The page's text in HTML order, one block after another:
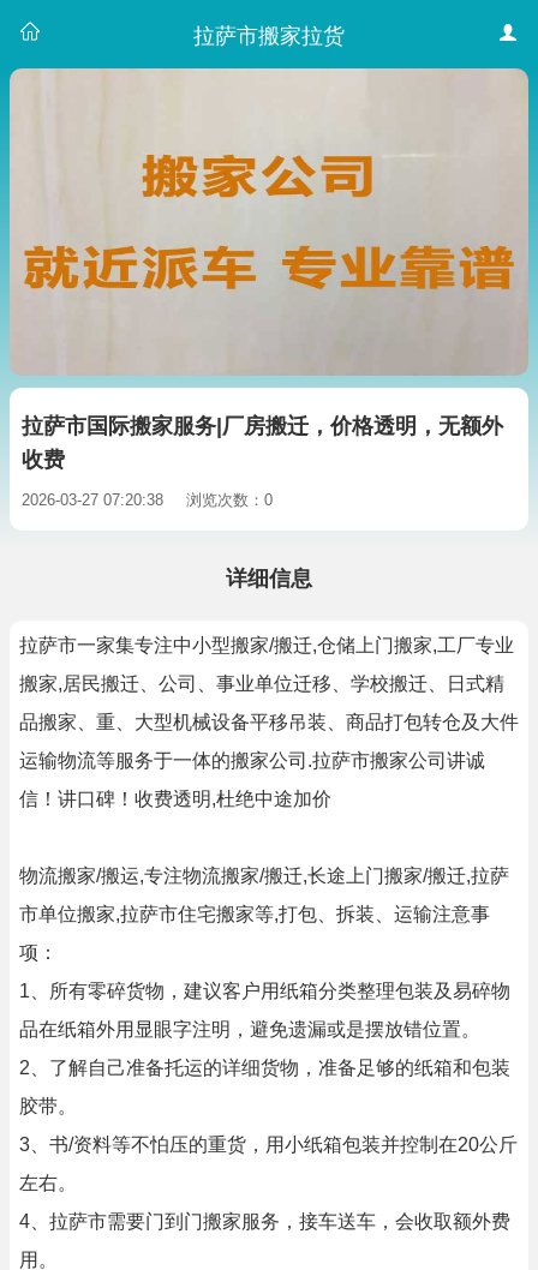
拉萨市搬家拉货
拉萨市国际搬家服务|厂房搬迁，价格透明，无额外
收费
2026-03-27 07:20:38 浏览次数：0
详细信息
拉萨市一家集专注中小型搬家/搬迁,仓储上门搬家,工厂专业
搬家,居民搬迁、公司、事业单位迁移、学校搬迁、日式精
品搬家、重、大型机械设备平移吊装、商品打包转仓及大件
运输物流等服务于一体的搬家公司.拉萨市搬家公司讲诚
信！讲口碑！收费透明,杜绝中途加价
物流搬家/搬运,专注物流搬家/搬迁,长途上门搬家/搬迁,拉萨
市单位搬家,拉萨市住宅搬家等,打包、拆装、运输注意事
项：
1、所有零碎货物，建议客户用纸箱分类整理包装及易碎物
品在纸箱外用显眼字注明，避免遗漏或是摆放错位置。
2、了解自己准备托运的详细货物，准备足够的纸箱和包装
胶带。
3、书/资料等不怕压的重货，用小纸箱包装并控制在20公斤
左右。
4、拉萨市需要门到门搬家服务，接车送车，会收取额外费
用。